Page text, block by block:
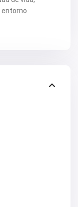
entorno